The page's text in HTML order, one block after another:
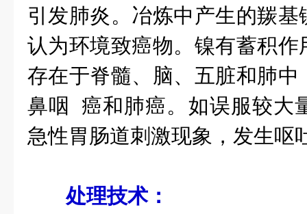
引发肺炎。冶炼中产生的羰
认为环境致癌物。镍有蓄积
存在于脊髓、脑、五脏和肺
鼻咽 癌和肺癌。如误服较大
急性胃肠道刺激现象，发生呕
处理技术：